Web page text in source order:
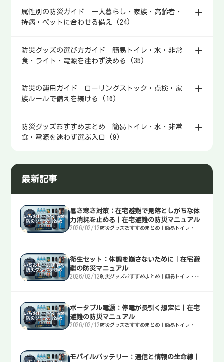
属性別の防災ガイド｜一人暮らし・家族・高齢者・
持病・ペットに合わせる備え (24)
防災グッズの選び方ガイド｜簡易トイレ・水・非常
食・ライト・電源を迷わず決める (35)
防災の運用ガイド｜ローリングストック・点検・家
族ルールで備えを続ける (16)
防災グッズおすすめまとめ｜簡易トイレ・水・非常
食・電源を迷わず選ぶ入口 (9)
最新記事
暑さ寒さ対策：在宅避難で見落としがちな体
力消耗を止める｜在宅避難の防災マニュアル
2026/02/12 防災グッズおすすめまとめ｜簡易トイレ・
衛生セット：体調を崩さないために｜在宅避
難の防災マニュアル
2026/02/12 防災グッズおすすめまとめ｜簡易トイレ・
ポータブル電源：停電が長引く想定に｜在宅
避難の防災マニュアル
2026/02/12 防災グッズおすすめまとめ｜簡易トイレ・
モバイルバッテリー：通信と情報の生命線｜